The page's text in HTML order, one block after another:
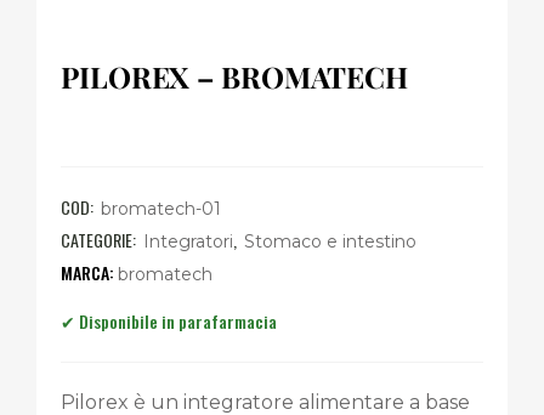
PILOREX – BROMATECH
COD: bromatech-01
CATEGORIE: Integratori Stomaco e intestino
bromatech
Pilorex è un integratore alimentare a base